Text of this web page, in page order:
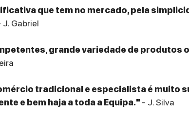
que tem no mercado, pela
J. Gabriel
grande variedade de produtos
tradicional e especialista é muito
e bem haja a toda a Equipa."- J. Silva